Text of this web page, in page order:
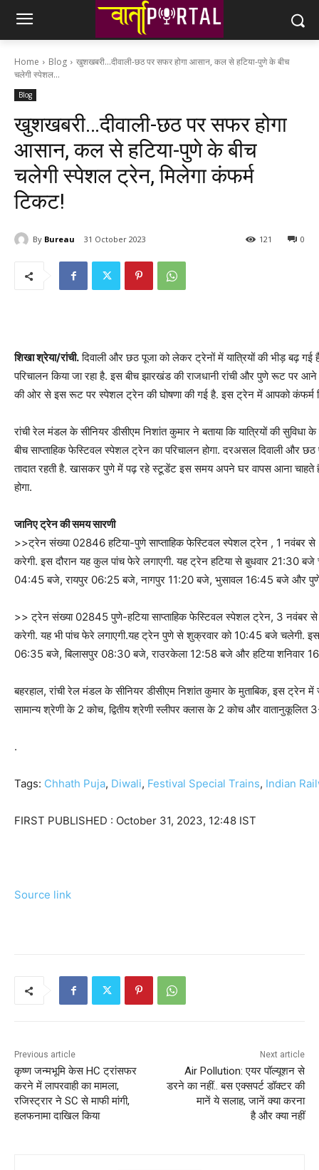
Home Blog
खुशखबरी...दीवाली-छठ पर सफर होगा आसान, कल से हटिया-पुणे के बीच
चलेगी स्पेशल...
Blog
खुशखबरी…दीवाली-छठ पर सफर होगा
आसान, कल से हटिया-पुणे के बीच
चलेगी स्पेशल ट्रेन, मिलेगा कंफर्म
टिकट!
By Bureau 31 October 2023 0
121
शिखा श्रेया/रांची.दिवाली और छठ पूजा को लेकर ट्रेनों में यात्रियों की भीड़ बढ़
परिचालन किया जा रहा है. इस बीच झारखंड की राजधानी रांची और पुणे रूट पर
की ओर से इस रूट पर स्पेशल ट्रेन की घोषणा की गई है. इस ट्रेन में आपको कंफर्म
रांची रेल मंडल के सीनियर डीसीएम निशांत कुमार ने बताया कि यात्रियों की
बीच साप्ताहिक फेस्टिवल स्पेशल ट्रेन का परिचालन होगा. दरअसल दिवाली और
तादात रहती है. खासकर पुणे में पढ़ रहे स्टूडेंट इस समय अपने घर वापस आना चाहते
होगा.
जानिए ट्रेन की समय सारणी
>>ट्रेन संख्या 02846 हटिया-पुणे साप्ताहिक फेस्टिवल स्पेशल ट्रेन , 1 नवंबर से
करेगी. इस दौरान यह कुल पांच फेरे लगाएगी. यह ट्रेन हटिया से बुधवार 21:30
04:45 बजे, रायपुर 06:25 बजे, नागपुर 11:20 बजे, भुसावल 16:45 बजे और
>> ट्रेन संख्या 02845 पुणे-हटिया साप्ताहिक फेस्टिवल स्पेशल ट्रेन, 3 नवंबर
करेगी. यह भी पांच फेरे लगाएगी.यह ट्रेन पुणे से शुक्रवार को 10:45 बजे चलेगी.
06:35 बजे, बिलासपुर 08:30 बजे, राउरकेला 12:58 बजे और हटिया शनिवार
बहरहाल, रांची रेल मंडल के सीनियर डीसीएम निशांत कुमार के मुताबिक, इस
सामान्य श्रेणी के 2 कोच, द्वितीय श्रेणी स्लीपर क्लास के 2 कोच और
.
Tags: Chhath Puja, Diwali, Festival Special Trains, Indian
FIRST PUBLISHED : October 31, 2023, 12:48 IST
Source link
Previous article
कृष्ण जन्मभूमि केस HC ट्रांसफर
करने में लापरवाही का मामला,
रजिस्ट्रार ने SC से माफी मांगी,
हलफनामा दाखिल किया
Next article
Air Pollution: एयर पॉल्यूशन से
डरने का नहीं.. बस एक्सपर्ट डॉक्टर की
मानें ये सलाह, जानें क्‍या करना
है और क्‍या नहीं